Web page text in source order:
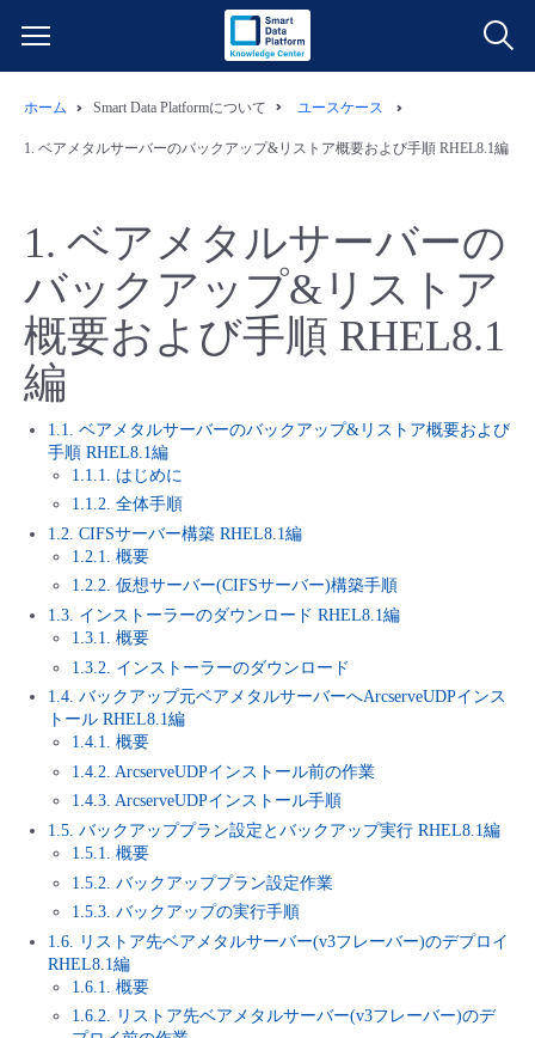
クラウド/サーバー
ネットワーク
モニタリング/監査
サポート
管理機能
すべてのメニューを見る
データ利活用
クラウド/サーバー
IoT
モニタリング/監査
サポート
管理機能
すべてのメニューを見る
料金情報
料金シミュレーター
クラウド/サーバー
ネットワーク
モニタリング/監査
サポート
すべてのメニューを見る
ご利用開始ガイド
■ 管理機能
- 管理機能
■ セットアップガイド
- 新規お申し込み方法
- 初期設定・確認
- ユーザー機能の管理
- APIリファレンス
■ 基本構築ガイド
ユースケース
- バックアップ
- セキュリティ・監査
- データと分析
- IoT
- マルチクラウド利用
- リモートワーク
- ITインフラストラクチャー
故障/メンテナンス情報
サービス稼働状況
故障/メンテナンス履歴
メンテナンス予定
定期メンテナンス
パートナー
販売パートナー向けプログラム
協業パートナー
トレーニング/操作動画
脱炭素化
ホーム Smart Data Platformについて ユースケース
1. ベアメタルサーバーのバックアップ&リストア概要および手順 RHEL8.1編
1. ベアメタルサーバーの
バックアップ&リストア
概要および手順 RHEL8.1
編
1.1. ベアメタルサーバーのバックアップ&リストア概要および
手順 RHEL8.1編
1.1.1. はじめに
1.1.2. 全体手順
1.2. CIFSサーバー構築 RHEL8.1編
1.2.1. 概要
1.2.2. 仮想サーバー(CIFSサーバー)構築手順
1.3. インストーラーのダウンロード RHEL8.1編
1.3.1. 概要
1.3.2. インストーラーのダウンロード
1.4. バックアップ元ベアメタルサーバーへArcserveUDPインス
トール RHEL8.1編
1.4.1. 概要
1.4.2. ArcserveUDPインストール前の作業
1.4.3. ArcserveUDPインストール手順
1.5. バックアッププラン設定とバックアップ実行 RHEL8.1編
1.5.1. 概要
1.5.2. バックアッププラン設定作業
1.5.3. バックアップの実行手順
1.6. リストア先ベアメタルサーバー(v3フレーバー)のデプロイ
RHEL8.1編
1.6.1. 概要
1.6.2. リストア先ベアメタルサーバー(v3フレーバー)のデ